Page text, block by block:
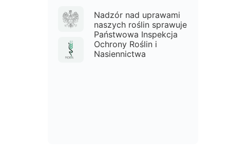
Nadzór nad uprawami
naszych roślin sprawuje
Państwowa Inspekcja
Ochrony Roślin i
Nasiennictwa